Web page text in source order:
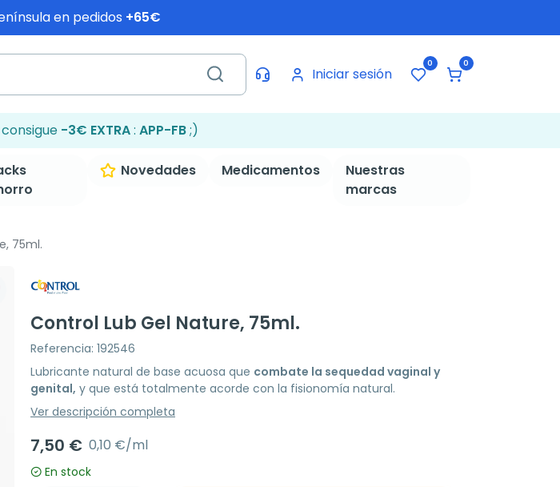
en pedidos +65€
Iniciar sesión
0 0
-3€ EXTRA: APP-FB;)
Novedades Medicamentos
Nuestras
marcas
75ml.
Control Lub Gel Nature, 75ml.
Referencia: 192546
Lubricante natural de base acuosa que combate la sequedad vaginal y
genital, y que está totalmente acorde con la fisionomía natural.
Ver descripción completa
7,50 € 0,10 €/ml
En stock